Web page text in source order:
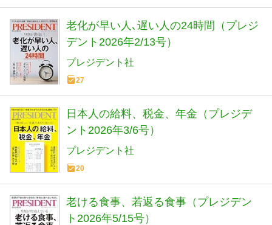
老化が早い人､遅い人の24時間（プレジ
デント2026年2/13号）
プレジデント社
27
日本人の給料、税金、年金（プレジデ
ント2026年3/6号）
プレジデント社
20
老ける食事、若返る食事（プレジデン
ト2026年5/15号）